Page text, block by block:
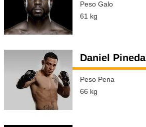
Peso Galo
61 kg
Daniel Pineda
Peso Pena
66 kg